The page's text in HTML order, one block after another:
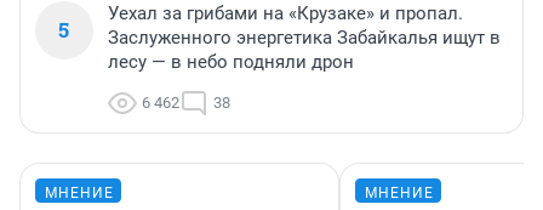
5
Уехал за грибами на «Крузаке» и пропал.
Заслуженного энергетика Забайкалья ищут в
лесу — в небо подняли дрон
6 462 38
МНЕНИЕ МНЕНИЕ